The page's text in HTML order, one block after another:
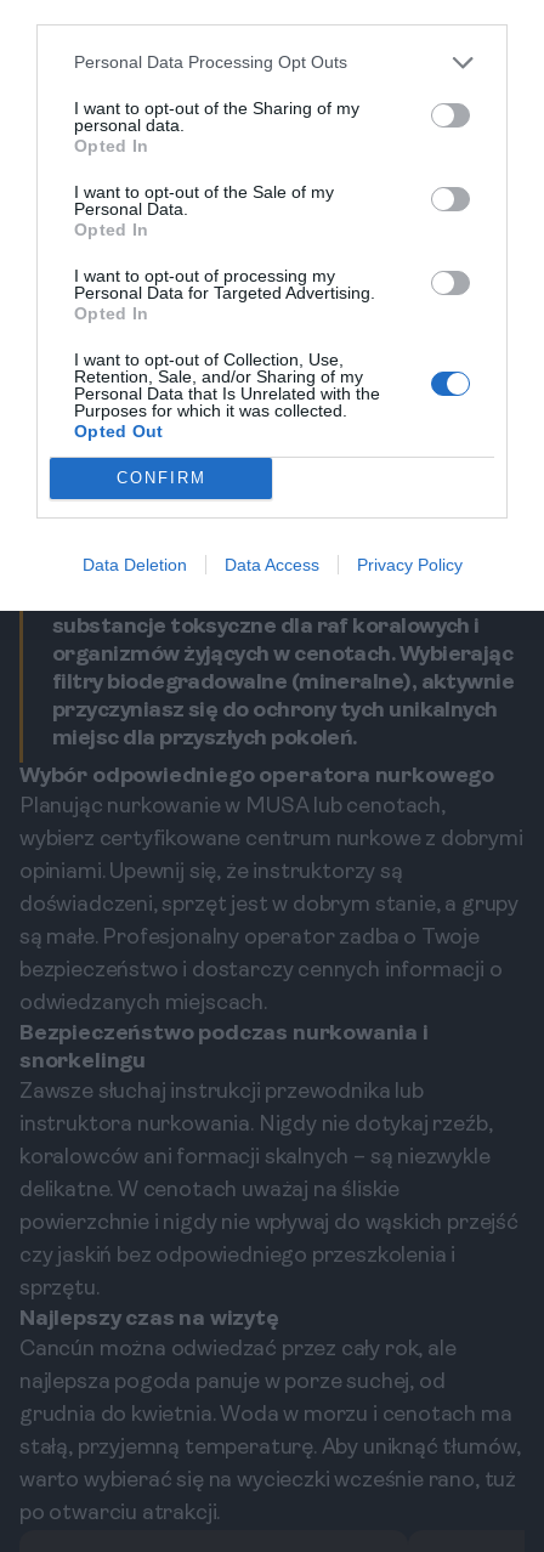
Personal Data Processing Opt Outs
I want to opt-out of the Sharing of my
personal data.
Opted In
I want to opt-out of the Sale of my
Personal Data.
Opted In
I want to opt-out of processing my
Personal Data for Targeted Advertising.
Opted In
I want to opt-out of Collection, Use,
Retention, Sale, and/or Sharing of my
Personal Data that Is Unrelated with the
Purposes for which it was collected.
Opted Out
CONFIRM
Data Deletion Data Access Privacy Policy
przygotować się na wycieczkę?
Aby w pełni cieszyć się odkrywaniem podwodnych
skarbów Cancún, warto odpowiednio się
przygotować. Pamiętaj, że zarówno MUSA, jak i
od nas szacunku i odpowiedzialnego zachowania.
Dobre planowanie zapewni Ci bezpieczeństwo i
komfort podczas tych niezwykłych przygód.
Co zabrać ze sobą do cenotów?
Niezbędne będą: strój kąpielowy, ręcznik, buty do
wody (chronią stopy przed ostrymi kamieniami)
oraz sprzęt do snorkelingu, choć zazwyczaj można
go wypożyczyć na miejscu. Kluczowe jest używanie
wyłącznie biodegradowalnego kremu z filtrem
przeciwsłonecznym, ponieważ chemiczne filtry
niszczą delikatną florę i faunę. Warto też zabrać
gotówkę na bilety wstępu i ewentualne szafki.
substancje toksyczne dla raf koralowych i
organizmów żyjących w cenotach. Wybierając
filtry biodegradowalne (mineralne), aktywnie
przyczyniasz się do ochrony tych unikalnych
miejsc dla przyszłych pokoleń.
Wybór odpowiedniego operatora nurkowego
Planując nurkowanie w MUSA lub cenotach,
wybierz certyfikowane centrum nurkowe z dobrymi
opiniami. Upewnij się, że instruktorzy są
doświadczeni, sprzęt jest w dobrym stanie, a grupy
są małe. Profesjonalny operator zadba o Twoje
bezpieczeństwo i dostarczy cennych informacji o
odwiedzanych miejscach.
Bezpieczeństwo podczas nurkowania i
snorkelingu
Zawsze słuchaj instrukcji przewodnika lub
instruktora nurkowania. Nigdy nie dotykaj rzeźb,
koralowców ani formacji skalnych – są niezwykle
delikatne. W cenotach uważaj na śliskie
powierzchnie i nigdy nie wpływaj do wąskich przejść
czy jaskiń bez odpowiedniego przeszkolenia i
sprzętu.
Najlepszy czas na wizytę
Cancún można odwiedzać przez cały rok, ale
najlepsza pogoda panuje w porze suchej, od
grudnia do kwietnia. Woda w morzu i cenotach ma
stałą, przyjemną temperaturę. Aby uniknąć tłumów,
warto wybierać się na wycieczki wcześnie rano, tuż
po otwarciu atrakcji.